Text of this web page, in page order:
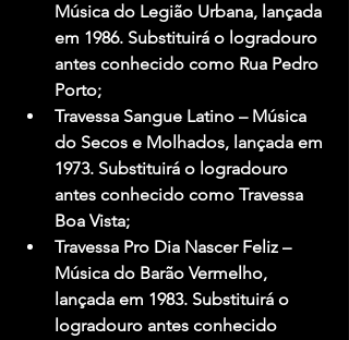
Música do Legião Urbana, lançada
em 1986. Substituirá o logradouro
antes conhecido como Rua Pedro
Porto;
Travessa Sangue Latino – Música
do Secos e Molhados, lançada em
1973. Substituirá o logradouro
antes conhecido como Travessa
Boa Vista;
Travessa Pro Dia Nascer Feliz –
Música do Barão Vermelho,
lançada em 1983. Substituirá o
logradouro antes conhecido